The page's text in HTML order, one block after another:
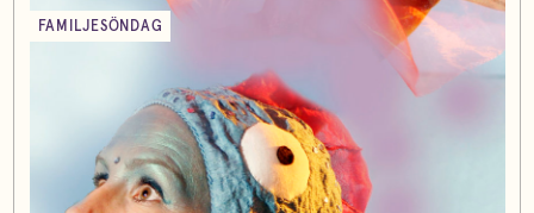
FAMILJESÖNDAG